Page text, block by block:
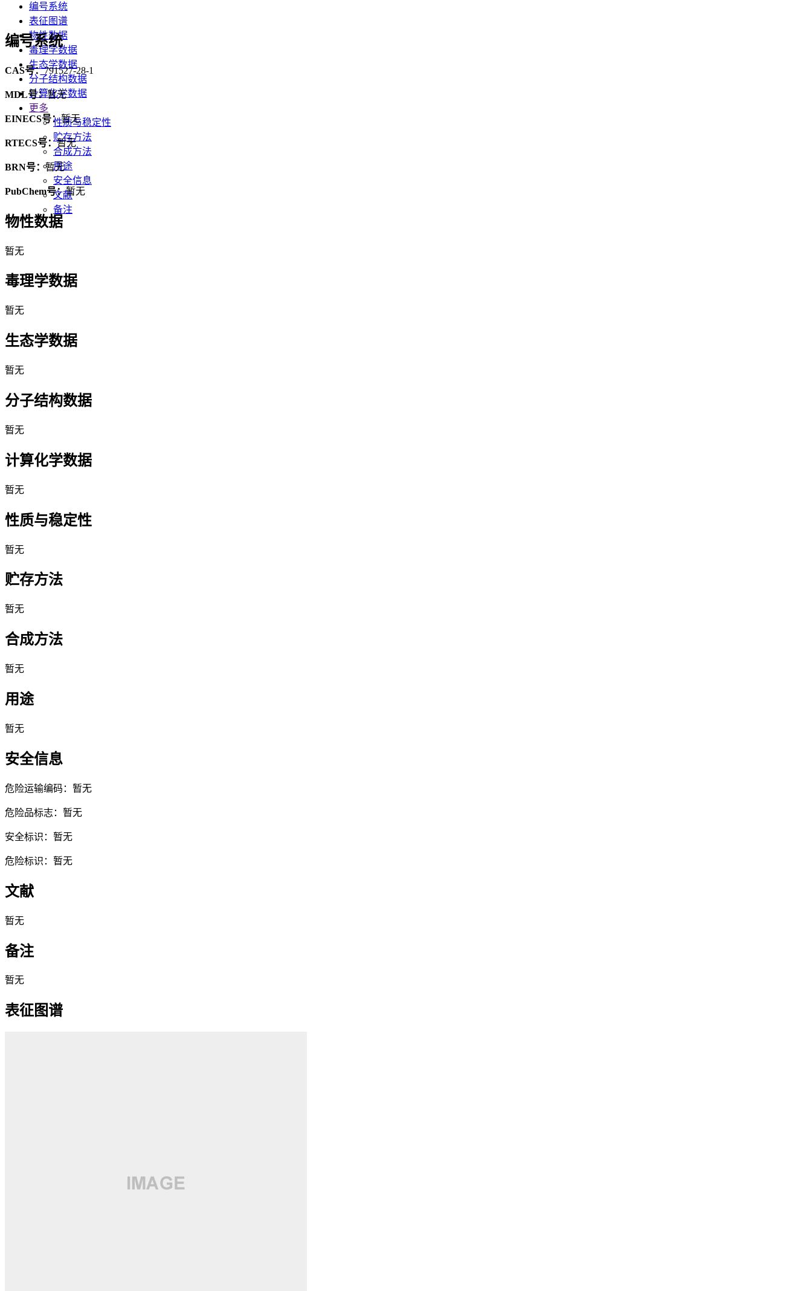
编号系统
表征图谱
物性数据
毒理学数据
生态学数据
分子结构数据
计算化学数据
更多
性质与稳定性
贮存方法
合成方法
用途
安全信息
文献
备注
编号系统
CAS号：791527-28-1
MDL号：暂无
EINECS号：暂无
RTECS号：暂无
BRN号：暂无
PubChem号：暂无
物性数据
暂无
毒理学数据
暂无
生态学数据
暂无
分子结构数据
暂无
计算化学数据
暂无
性质与稳定性
暂无
贮存方法
暂无
合成方法
暂无
用途
暂无
安全信息
危险运输编码：暂无
危险品标志：暂无
安全标识：暂无
危险标识：暂无
文献
暂无
备注
暂无
表征图谱